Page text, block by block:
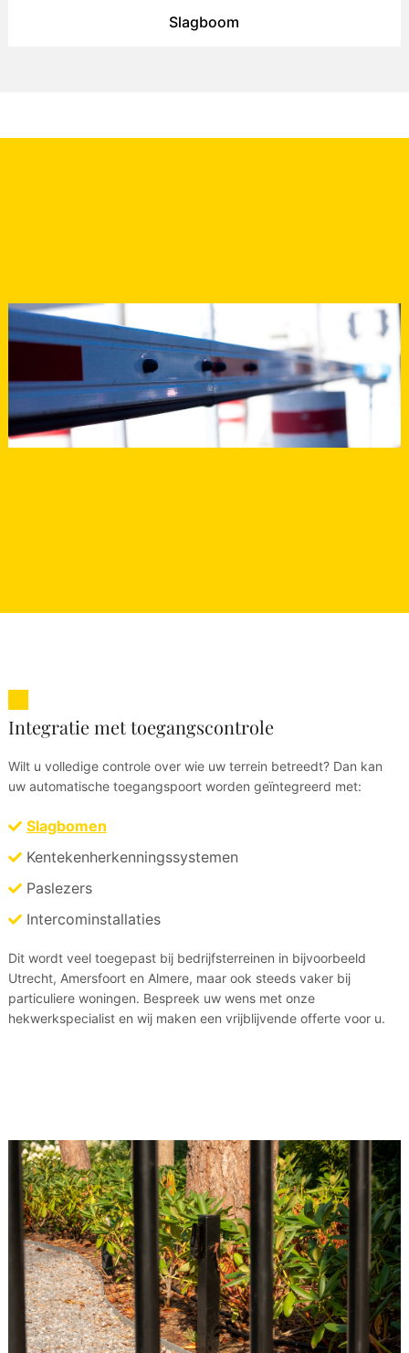
Slagboom
Integratie met toegangscontrole
Wilt u volledige controle over wie uw terrein betreedt? Dan kan
uw automatische toegangspoort worden geïntegreerd met:
Slagbomen
Kentekenherkenningssystemen
Paslezers
Intercominstallaties
Dit wordt veel toegepast bij bedrijfsterreinen in bijvoorbeeld
Utrecht, Amersfoort en Almere, maar ook steeds vaker bij
particuliere woningen. Bespreek uw wens met onze
hekwerkspecialist en wij maken een vrijblijvende offerte voor u.